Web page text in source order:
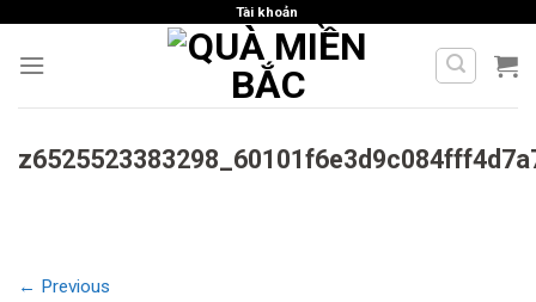
content
Tài khoản
← Previous